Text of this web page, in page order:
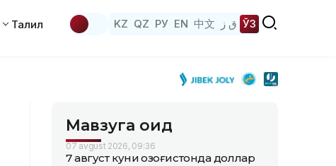
Таҳлил KZ QZ РУ EN 中文 ق ز ЎЗ
Мавзуга оид
07 avgust 2026, 09:36
7 август куни Қозоғистонда доллар